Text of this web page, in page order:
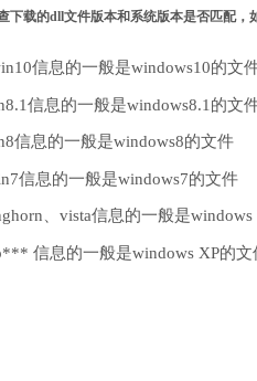
下载的dll文件版本和系统版本是否匹配，
信息的一般是windows10的文
信息的一般是windows8.1的文
信息的一般是windows8的文件
信息的一般是windows7的文件
、vista信息的一般是windows
信息的一般是windows XP的文